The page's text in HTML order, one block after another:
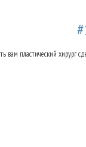
вам пластический хирург